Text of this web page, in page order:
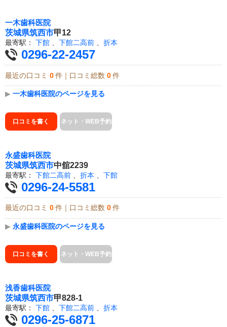
一木歯科医院
茨城県筑西市甲12
最寄駅： 下館 、 下館二高前 、 折本
0296-22-2457
最近の口コミ 0 件｜口コミ総数 0 件
▶ 一木歯科医院のページを見る
口コミを書く ネット・WEB予約
永盛歯科医院
茨城県筑西市中舘2239
最寄駅： 下館二高前 折本 下館
0296-24-5581
最近の口コミ 0 件｜口コミ総数 0 件
▶ 永盛歯科医院のページを見る
口コミを書く ネット・WEB予約
浅香歯科医院
茨城県筑西市甲828-1
最寄駅： 下館 下館二高前 折本
0296-25-6871